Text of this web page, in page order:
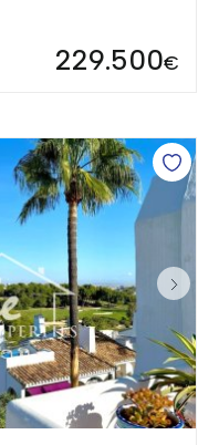
229.500€